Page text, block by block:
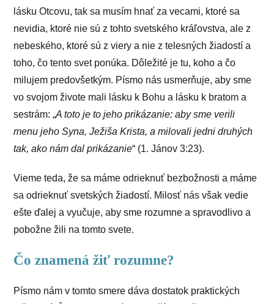
lásku Otcovu, tak sa musím hnať za vecami, ktoré sa
nevidia, ktoré nie sú z tohto svetského kráľovstva, ale z
nebeského, ktoré sú z viery a nie z telesných žiadostí a
toho, čo tento svet ponúka. Dôležité je tu, koho a čo
milujem predovšetkým. Písmo nás usmerňuje, aby sme
vo svojom živote mali lásku k Bohu a lásku k bratom a
sestrám: „A toto je to jeho prikázanie: aby sme verili
menu jeho Syna, Ježiša Krista, a milovali jedni druhých
tak, ako nám dal prikázanie“ (1. Jánov 3:23).
Vieme teda, že sa máme odrieknuť bezbožnosti a máme
sa odrieknuť svetských žiadostí. Milosť nás však vedie
ešte ďalej a vyučuje, aby sme rozumne a spravodlivo a
pobožne žili na tomto svete.
Čo znamená žiť rozumne?
Písmo nám v tomto smere dáva dostatok praktických